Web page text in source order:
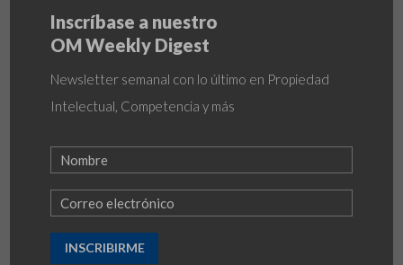
Inscríbase a nuestro
OM Weekly Digest
Newsletter semanal con lo último en Propiedad
Intelectual, Competencia y más
INSCRIBIRME